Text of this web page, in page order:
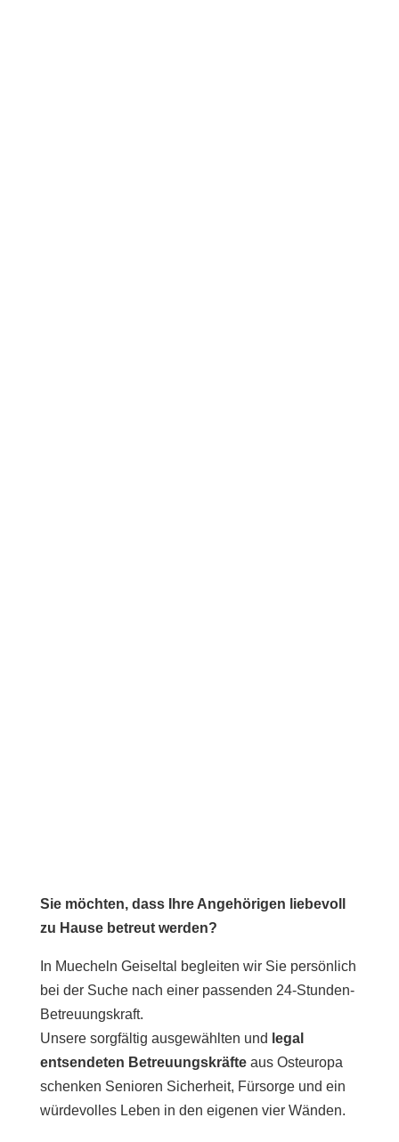
Sie möchten, dass Ihre Angehörigen liebevoll
zu Hause betreut werden?
In Muecheln Geiseltal begleiten wir Sie persönlich
bei der Suche nach einer passenden 24-Stunden-
Betreuungskraft.
Unsere sorgfältig ausgewählten und legal
entsendeten Betreuungskräfteaus Osteuropa
schenken Senioren Sicherheit, Fürsorge und ein
würdevolles Leben in den eigenen vier Wänden.